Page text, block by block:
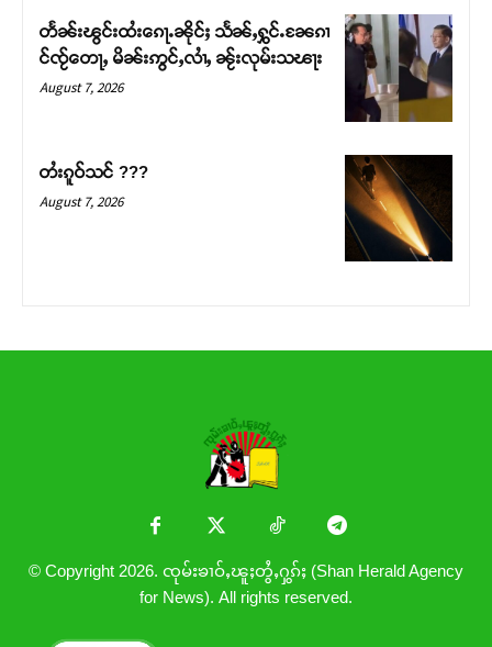
တႃႇႁႂ်ႈသဵင်ၵၢင်ၸႂ်ၵူၼ်းမိူင်း ၵူႈတီႈၵူႈလႅၼ်ပေႃးတေၸွ
တ်ႇ တူဝ်ႈလုမ်ႈၾႃႉၼၼ်ႉ ၶဝ်ႈႁူမ်ႈၵမ်ႉထႅမ် ၸုမ်းၶၢ
ဝ်ႇၽူႈတွႆႇႁွၵ်ႈ လႆႈယူႇၶႃႈဢေႃႈ။
တႅၼ်းၽွင်းထႆးၵေႃႉၼိုင်ႈ သႅၼ်ႇႁွင်ႉၼႄၵၢ
င်ၸႂ်တေႃႇ မိၼ်းဢွင်ႇလၢႆႇ ၼႂ်းလုမ်းသၽႃး
August 7, 2026
တႆးၵူဝ်သင် ???
August 7, 2026
© Copyright 2026. ၸုမ်းၶၢဝ်ႇၽူႈတွႆႇႁွၵ်ႈ (Shan Herald Agency
for News). All rights reserved.